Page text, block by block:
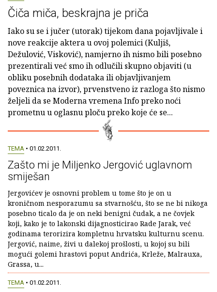
Čiča miča, beskrajna je priča
Iako su se i jučer (utorak) tijekom dana pojavljivale i
nove reakcije aktera u ovoj polemici (Kuljiš,
Dežulović, Visković), namjerno ih nismo bili posebno
prezentirali već smo ih odlučili skupno objaviti (u
obliku posebnih dodataka ili objavljivanjem
poveznica na izvor), prvenstveno iz razloga što nismo
željeli da se Moderna vremena Info preko noći
prometnu u oglasnu ploču preko koje će se...
TEMA • 01.02.2011.
Zašto mi je Miljenko Jergović uglavnom
smiješan
Jergovićev je osnovni problem u tome što je on u
kroničnom nesporazumu sa stvarnošću, što se ne bi nikoga
posebno ticalo da je on neki benigni čudak, a ne čovjek
koji, kako je to lakonski dijagnosticirao Rade Jarak, već
godinama terorizira kompletnu hrvatsku kulturnu scenu.
Jergović, naime, živi u dalekoj prošlosti, u kojoj su bili
mogući golemi hrastovi poput Andrića, Krleže, Malrauxa,
Grassa, u...
TEMA • 01.02.2011.